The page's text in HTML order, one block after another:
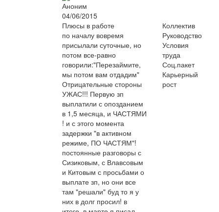
Аноним
04/06/2015
Плюсы в работе
по началу вовремя
присылали суточные, но
потом все-равно
говорили:"Перезаймите,
мы потом вам отдадим"
Отрицательные стороны
УЖАС!!! Первую зп
выплатили с опозданием
в 1,5 месяца, и ЧАСТЯМИ
! и с этого момента
задержки "в активном
режиме, ПО ЧАСТЯМ"!
постоянные разговоры с
Сизиковым, с Влавсовым
и Китовым с просьбами о
выплате зп, но они все
там "решали" буд то я у
них в долг просил! в
Коллектив
Руководство
Условия
труда
Соц.пакет
Карьерный
рост